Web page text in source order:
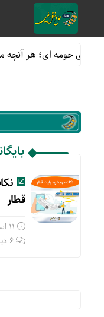
حومه ای؛ هر آنچه
قطار
11 اسفند 1401
6 دیدگاه